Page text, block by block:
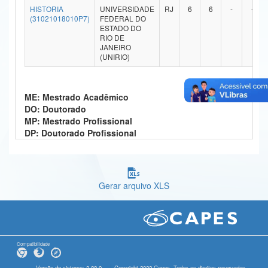
Ministério da Ciência, Tecnologia, Inovações e Comunicações
Controladoria-Geral da União
Ministério da Mulher, da Família e dos Direitos Humanos
Banco Central do Brasil
HISTORIA
(31021018010P7)
UNIVERSIDADE
FEDERAL DO
ESTADO DO
RIO DE
JANEIRO
(UNIRIO)
RJ 6 6 - -
ME: Mestrado Acadêmico
DO: Doutorado
MP: Mestrado Profissional
DP: Doutorado Profissional
Gerar arquivo XLS
Compatibilidade